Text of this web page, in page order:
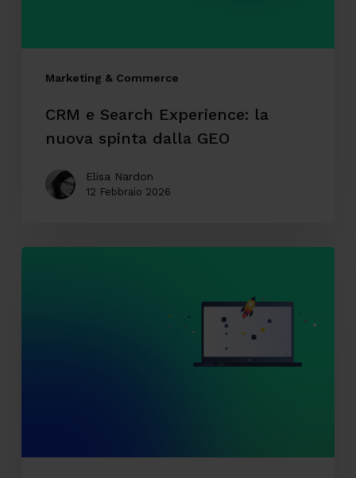
Marketing & Commerce
GEO
CRM e Search Experience: la
nuova spinta dalla GEO
Elisa Nardon
12 Febbraio 2026
era